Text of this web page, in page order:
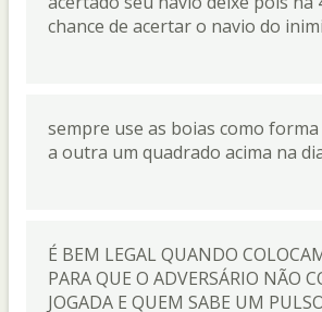
chance de acertar o navio do
sempre use as boias como
a outra um quadrado acima na
É BEM LEGAL QUANDO
PARA QUE O ADVERSÁRIO NÃO
JOGADA E QUEM SABE UM